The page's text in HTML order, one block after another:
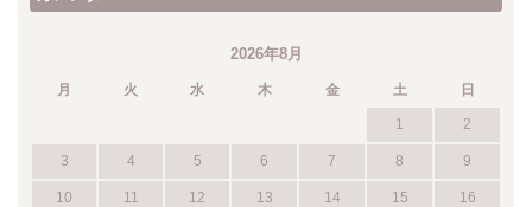
2026年8月
月 火 水 木 金 土 日
1 2
3 4 5 6 7 8 9
10 11 12 13 14 15 16